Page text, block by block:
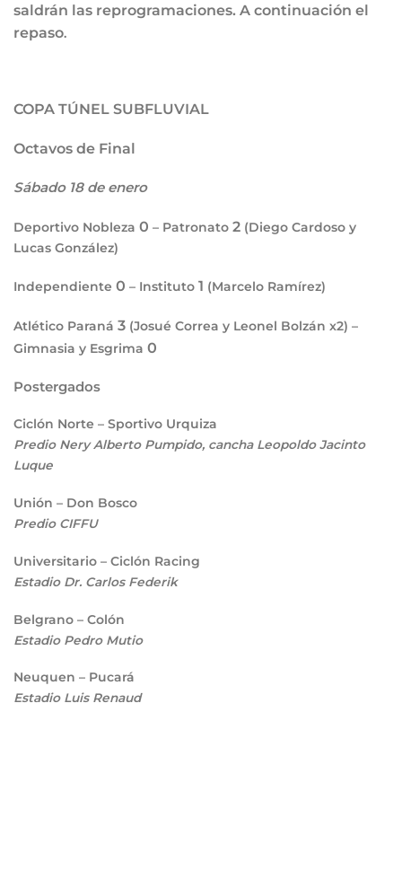
saldrán las reprogramaciones. A continuación el
repaso.
COPA TÚNEL SUBFLUVIAL
Octavos de Final
Sábado 18 de enero
Deportivo Nobleza 0 – Patronato 2 (Diego Cardoso y
Lucas González)
Independiente 0 – Instituto 1 (Marcelo Ramírez)
Atlético Paraná 3 (Josué Correa y Leonel Bolzán x2) –
Gimnasia y Esgrima 0
Postergados
Ciclón Norte – Sportivo Urquiza
Predio Nery Alberto Pumpido, cancha Leopoldo Jacinto
Luque
Unión – Don Bosco
Predio CIFFU
Universitario – Ciclón Racing
Estadio Dr. Carlos Federik
Belgrano – Colón
Estadio Pedro Mutio
Neuquen – Pucará
Estadio Luis Renaud